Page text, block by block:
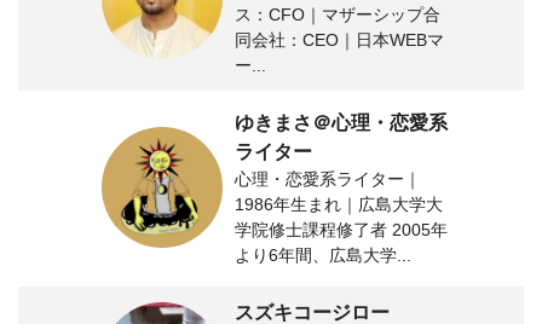
ス：CFO｜マザーシップ合
同会社：CEO｜日本WEBマ
ー...
ゆきまさ＠心理・恋愛系
ライター
心理・恋愛系ライター｜
1986年生まれ｜広島大学大
学院修士課程修了者 2005年
より6年間、広島大学...
スズキコージロー